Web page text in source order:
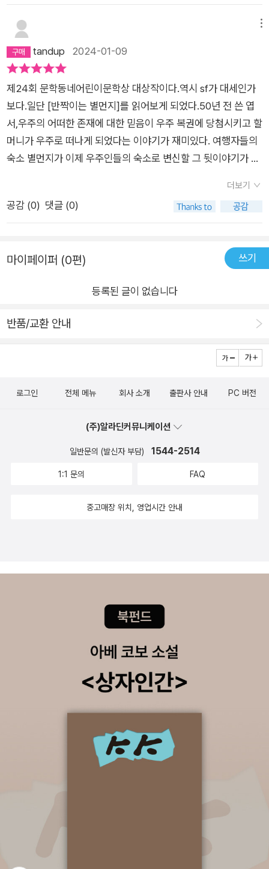
양계는 우주에서 사라지고, 지나네 가족은 정착지를 찾아 우주를
떠돈다. 하지만 시간은 좁은 우주선 안에서 가족들을 갈라놓는다.
허약해진 엄마와 동생 지누가 동면에 들어간 것. 시간은 점점 지
기계와 결합하는데. 비의 축축함, 눈의 차가움, 손이 맞닿은 온기
를 기억 깊숙이 간직한 트랜스휴먼 지나에게 내일의 태양은 떠오
를까. 우주는 아득히 멀기에, 그래서 아름답고, 그래서 닿고 싶다.
우주는 별빛의 반짝임을 통해 세상에는 네가 딛고 있는 곳보다 더
크고 아름다운 가치가 있다고, 네가 달이나 별에는 닿지 못할지라
도, 달이나 별에 닿기 위해 자꾸 하늘을 쳐다보는 것만으로도 충
분히 네 삶은 괜찮을 거라고 속삭여 준다._유영진(아동문학평론
가), 심사평에서 눈길을 낮춰 작은 이끼를 찾아내고, 고개를 들어
작가의 말
그리고 할머니가 찾던 손님을 만나게 된다. 유일한 핏줄 할머니
를 떠나보내야 하는 주인공은 너무나 슬퍼하지만 새로운 임무를
맡게 된다. 새로운 친구 제로와 말이다. 우주를 가득 느낄 수 있는
는 우주에도 다정한 누군가 있을것 같다는 생각을 하게 하는 <우
주의 속삭임>. 다른 동화들도 보고싶다. *본 서평은 <우주의 속
삭임> 가제본 도서를 받고 작성하였습니다.
tandup 2024-01-09
제24회 문학동네어린이문학상 대상작이다.역시 sf가 대세인가
보다.일단 [반짝이는 별먼지]를 읽어보게 되었다.50년 전 쓴 엽
서,우주의 어떠한 존재에 대한 믿음이 우주 복권에 당첨시키고 할
머니가 우주로 떠나게 되었다는 이야기가 재미있다. 여행자들의
숙소 별먼지가 이제 우주인들의 숙소로 변신할 그 뒷이야기가 더
만 같다.[타보타의 아이들][달로 가는 길][들어오지 마시오][지나
3.0]5가지 이야기를 읽으며 우주 속으로 슈웅~어린이들이 읽기
더보기
공감 (0) 댓글 (0)
마이페이퍼 (0편) 쓰기
등록된 글이 없습니다
반품/교환 안내
로그인 전체 메뉴 회사 소개 출판사 안내 PC 버전
(주)알라딘커뮤니케이션
일반문의 (발신자 부담) 1544-2514
1:1 문의 FAQ
중고매장 위치, 영업시간 안내